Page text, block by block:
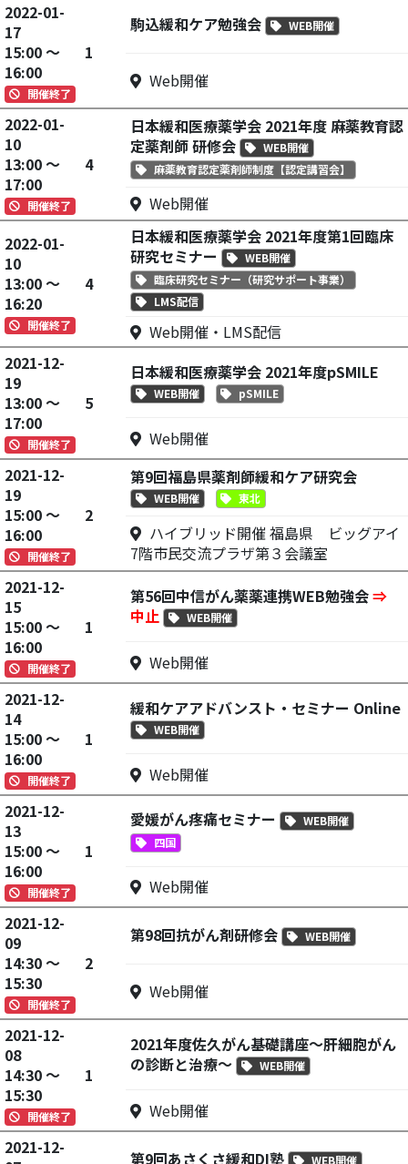
2022-01-
17
15:00 ～
16:00
開催終了
1
駒込緩和ケア勉強会 WEB開催
Web開催
2022-01-
10
13:00 ～
17:00
開催終了
4
日本緩和医療薬学会 2021年度 麻薬教育認
定薬剤師 研修会
WEB開催
麻薬教育認定薬剤師制度【認定講習会】
Web開催
2022-01-
10
13:00 ～
16:20
開催終了
4
日本緩和医療薬学会 2021年度第1回臨床
研究セミナー
WEB開催
臨床研究セミナー（研究サポート事業）
LMS配信
Web開催・LMS配信
2021-12-
19
13:00 ～
17:00
開催終了
5
日本緩和医療薬学会 2021年度pSMILE
WEB開催 pSMILE
Web開催
2021-12-
19
15:00 ～
16:00
開催終了
2
第9回福島県薬剤師緩和ケア研究会
WEB開催 東北
ハイブリッド開催 福島県 ビッグアイ
7階市民交流プラザ第３会議室
2021-12-
15
15:00 ～
16:00
開催終了
1
第56回中信がん薬薬連携WEB勉強会⇒
中止
WEB開催
Web開催
2021-12-
14
15:00 ～
16:00
開催終了
1
緩和ケアアドバンスト・セミナー Online
WEB開催
Web開催
2021-12-
13
15:00 ～
16:00
開催終了
1
愛媛がん疼痛セミナー
WEB開催
四国
Web開催
2021-12-
09
14:30 ～
15:30
開催終了
2
第98回抗がん剤研修会 WEB開催
Web開催
2021-12-
08
14:30 ～
15:30
開催終了
1
2021年度佐久がん基礎講座～肝細胞がん
の診断と治療～
WEB開催
Web開催
2021-12-
第9回あさくさ緩和DI塾 WEB開催